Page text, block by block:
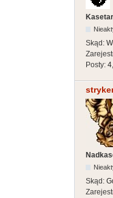
Skąd:
Posty:
Skąd: